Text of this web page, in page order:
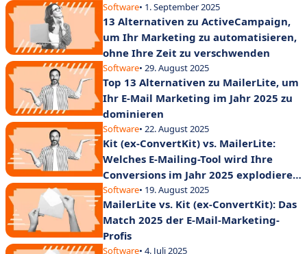
Software• 1. September 2025
13 Alternativen zu ActiveCampaign,
um Ihr Marketing zu automatisieren,
ohne Ihre Zeit zu verschwenden
Software• 29. August 2025
Top 13 Alternativen zu MailerLite, um
Ihr E-Mail Marketing im Jahr 2025 zu
dominieren
Software• 22. August 2025
Kit (ex-ConvertKit) vs. MailerLite:
Welches E-Mailing-Tool wird Ihre
Conversions im Jahr 2025 explodieren
lassen?
Software• 19. August 2025
MailerLite vs. Kit (ex-ConvertKit): Das
Match 2025 der E-Mail-Marketing-
Profis
Software• 4. Juli 2025